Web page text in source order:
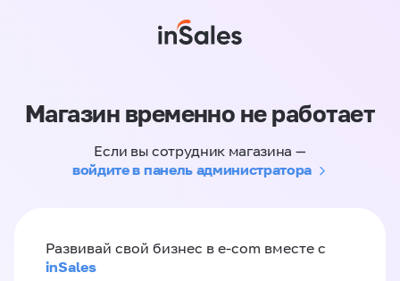
Магазин временно не работает
Если вы сотрудник магазина —
войдите в панель администратора
Развивай свой бизнес в e-com вместе с
inSales